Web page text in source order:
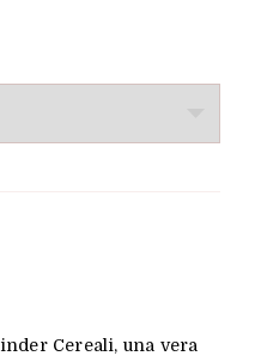
Cereali, una vera